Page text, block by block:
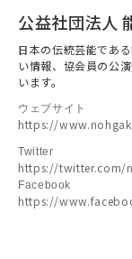
公益社団法人
日本の伝統芸能であ
い情報、協会員の公
います。
ウェブサイト
https://
Twitter
https://twitter.com/
Facebook
https://